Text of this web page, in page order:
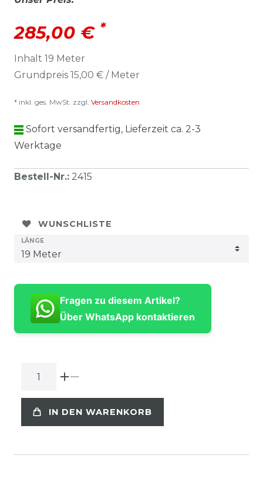
285,00 € *
Inhalt 19 Meter
Grundpreis 15,00 € / Meter
* inkl. ges. MwSt. zzgl. Versandkosten
Sofort versandfertig, Lieferzeit ca. 2-3
Werktage
Bestell-Nr.: 2415
WUNSCHLISTE
LÄNGE
Fragen zu diesem Artikel?
Über WhatsApp kontaktieren
IN DEN WARENKORB